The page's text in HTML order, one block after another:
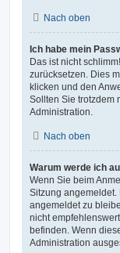
Nach oben
Ich habe mein
Das ist nicht
zurücksetzen. Dies
klicken und den
Sollten Sie trotzdem
Administration.
Nach oben
Warum werde ich
Wenn Sie beim
Sitzung
angemeldet zu
nicht
befinden. Wenn
Administration